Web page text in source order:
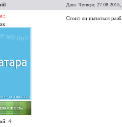
Дата: Четверг,
4
Стоит ли пытаться